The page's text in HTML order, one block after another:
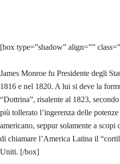
[box type=”shadow” align=””
James Monroe fu Presidente degli
1816 e nel 1820. A lui si deve la
“Dottrina”, risalente al 1823,
più tollerato l’ingerenza delle
americano, seppur solamente a
di chiamare l’America Latina il
Uniti. [/box]